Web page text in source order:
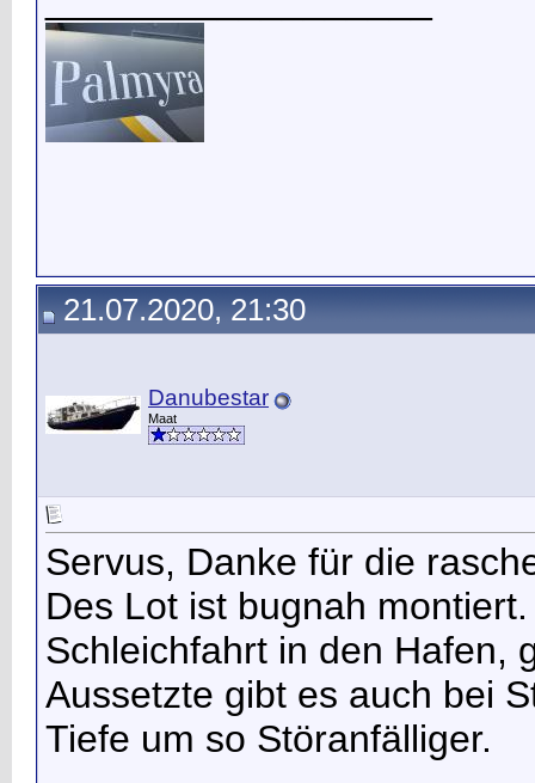
21.07.2020, 21:30
Danubestar
Maat
Servus, Danke für die
Des Lot ist bugnah
Schleichfahrt in den Hafen,
Aussetzte gibt es auch bei
Tiefe um so Störanfälliger.